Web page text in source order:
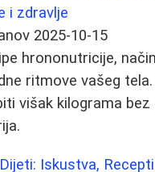
i zdravlje
2025-10-15
hrononutricije,
ritmove vašeg
višak kilograma bez
Iskustva,